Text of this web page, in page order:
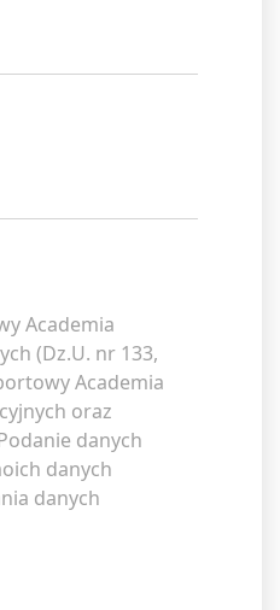
Academia
(Dz.U. nr 133,
Academia
oraz
danych
danych
danych